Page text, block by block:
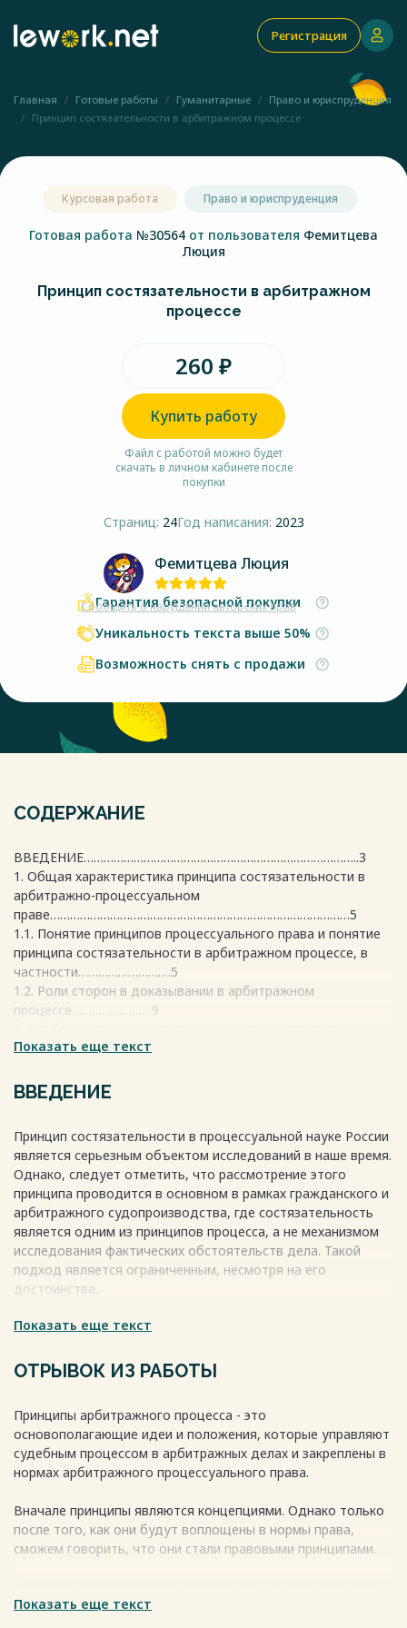
Регистрация
Главная Готовые работы Гуманитарные
Право и юриспруденция
Принцип состязательности в арбитражном процессе
Курсовая работа Право и юриспруденция
Готовая работа №30564 от пользователя Фемитцева
Люция
Принцип состязательности в арбитражном
процессе
260 ₽
Купить работу
Файл с работой можно будет
скачать в личном кабинете после
покупки
Страниц: 24Год написания: 2023
Фемитцева Люция
Сообщить о нарушении авторских прав
Гарантия безопасной покупки
Уникальность текста выше 50%
Возможность снять с продажи
СОДЕРЖАНИЕ
ВВЕДЕНИЕ………………………………………………………………………..3
1. Общая характеристика принципа состязательности в
арбитражно-процессуальном
праве………………………………………………………………………………5
1.1. Понятие принципов процессуального права и понятие
принципа состязательности в арбитражном процессе, в
частности……………………….5
1.2. Роли сторон в доказывании в арбитражном
процессе……………………9
арбитражном
2.1. Особенности принципа
состязательности…………………………………13
процесса……………………………………19
ЗАКЛЮЧЕНИЕ………………………………………………………………….22
Список использованной
литературы……………………………………………24
Весь текст будет доступенпосле покупки
Показать еще текст
ВВЕДЕНИЕ
Принцип состязательности в процессуальной науке России
является серьезным объектом исследований в наше время.
Однако, следует отметить, что рассмотрение этого
принципа проводится в основном в рамках гражданского и
арбитражного судопроизводства, где состязательность
является одним из принципов процесса, а не механизмом
исследования фактических обстоятельств дела. Такой
подход является ограниченным, несмотря на его
достоинства.
С точки зрения принципа состязательности, он имеет свои
интересов сторон, что предопределяет состязательную
процессуального права и является основополагающей
идеей, в соответствии с которой участники дела
производят доказательства своей правоты, участвуют в
процессуальных действиях суда и высказывают свои
Весь текст будет доступенпосле покупки
Показать еще текст
ОТРЫВОК ИЗ РАБОТЫ
Принципы арбитражного процесса - это
основополагающие идеи и положения, которые управляют
судебным процессом в арбитражных делах и закреплены в
нормах арбитражного процессуального права.
Вначале принципы являются концепциями. Однако только
после того, как они будут воплощены в нормы права,
сможем говорить, что они стали правовыми принципами.
об арбитражном процессе, определяют цели протесса и
Показать еще текст